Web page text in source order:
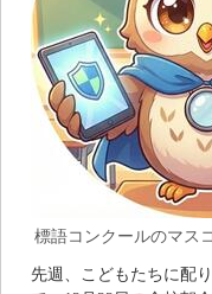
標語コンクールのマス
先週、こどもたちに配